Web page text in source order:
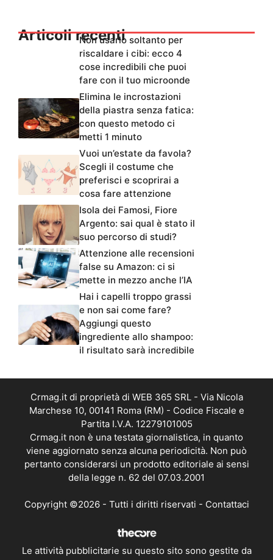
Articoli recentiNon usarlo soltanto per
riscaldare i cibi: ecco 4
cose incredibili che puoi
fare con il tuo microonde
Elimina le incrostazioni
della piastra senza fatica:
con questo metodo ci
metti 1 minuto
Vuoi un’estate da favola?
Scegli il costume che
preferisci e scoprirai a
cosa fare attenzione
Isola dei Famosi, Fiore
Argento: sai qual è stato il
suo percorso di studi?
Attenzione alle recensioni
false su Amazon: ci si
mette in mezzo anche l’IA
Hai i capelli troppo grassi
e non sai come fare?
Aggiungi questo
ingrediente allo shampoo:
il risultato sarà incredibile
Crmag.it di proprietà di WEB 365 SRL - Via Nicola
Marchese 10, 00141 Roma (RM) - Codice Fiscale e
Partita I.V.A. 12279101005
Crmag.it non è una testata giornalistica, in quanto
viene aggiornato senza alcuna periodicità. Non può
pertanto considerarsi un prodotto editoriale ai sensi
della legge n. 62 del 07.03.2001
Copyright ©2026 - Tutti i diritti riservati - Contattaci
Le attività pubblicitarie su questo sito sono gestite da